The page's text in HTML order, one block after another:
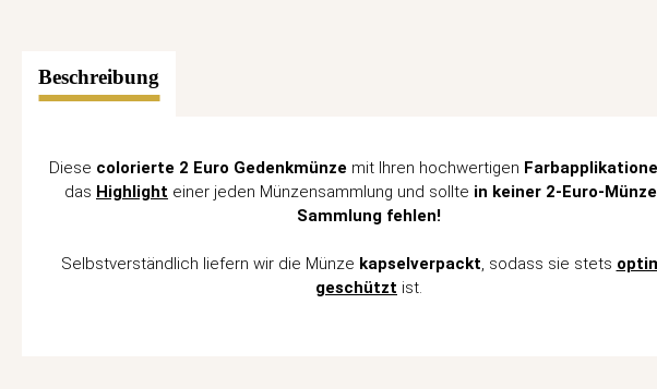
Beschreibung
Diese colorierte 2 Euro Gedenkmünze mit Ihren hochwertigen
das Highlight einer jeden Münzensammlung und sollte in keiner 2-Euro-
Sammlung fehlen!
Selbstverständlich liefern wir die Münze kapselverpackt, sodass sie stets
geschützt ist.